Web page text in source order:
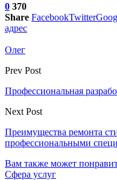
0 370
Share FacebookTwitter
адрес
Олег
Prev Post
Профессиональная
Next Post
Преимущества ремонта
профессиональными
Вам также может
Сфера услуг